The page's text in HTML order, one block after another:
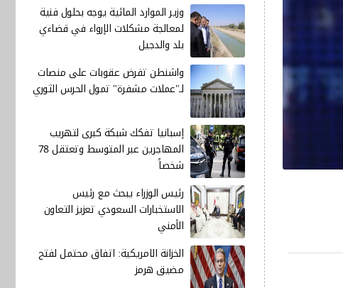
وزير الموارد المائية يوجه بحلول فنية
لمعالجة مشكلات الإرواء في قضاءي
بلد والدجيل
واشنطن تفرض عقوبات على منصات
لـ"عملات مشفرة" تمول الحرس الثوري
إسبانيا تفكك شبكة كبرى لتهريب
المهاجرين عبر المتوسط وتعتقل 78
شخصاً
رئيس الوزراء يبحث مع رئيس
الاستخبارات السعودي تعزيز التعاون
الأمني
الخزانة الامريكية: اتفاق محتمل لفتح
مضيق هرمز